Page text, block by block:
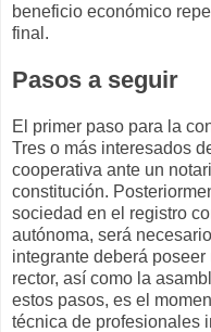
beneficio económico
final.
Pasos a seguir
El primer paso para la
Tres o más interesados
cooperativa ante un
constitución.
sociedad en el registro
autónoma, será
integrante deberá
rector, así como la
estos pasos, es el
técnica de profesionales